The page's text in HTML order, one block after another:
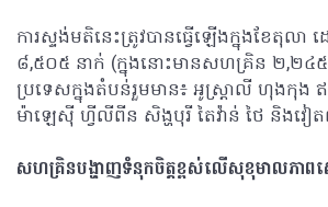
ការស្ទង់មតិនេះត្រូវបានធ្វើឡើងក្នុងខែតុល
៨,៥០៥ នាក់ (ក្នុងនោះមានសហគ្រិន ២,២៤
ប្រទេសក្នុងតំបន់រួមមាន៖ អូស្ត្រាលី ហុងកុង
ម៉ាឡេស៊ី ហ្វីលីពីន សិង្ហបុរី តៃវ៉ាន់ ថៃ និងវៀ
សហគ្រិនបង្ហាញទំនុកចិត្តខ្ពស់លើសុខុមាលភាពសេ